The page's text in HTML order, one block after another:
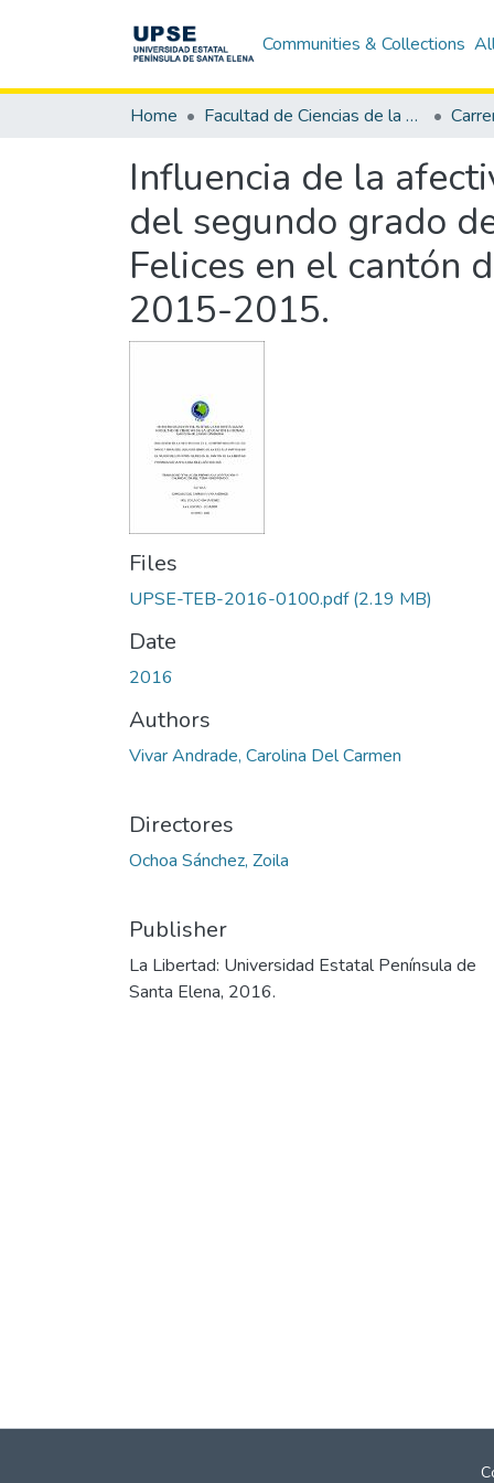
Communities & Collections
Home Facultad de Ciencias de la Educación e Idiomas
Influencia de la
del segundo grado
Felices en el cantón
2015-2015.
Files
UPSE-TEB-2016-0100.pdf(2.19 MB)
Date
2016
Authors
Vivar Andrade, Carolina Del Carmen
Directores
Ochoa Sánchez, Zoila
Publisher
La Libertad: Universidad Estatal Península de
Santa Elena, 2016.